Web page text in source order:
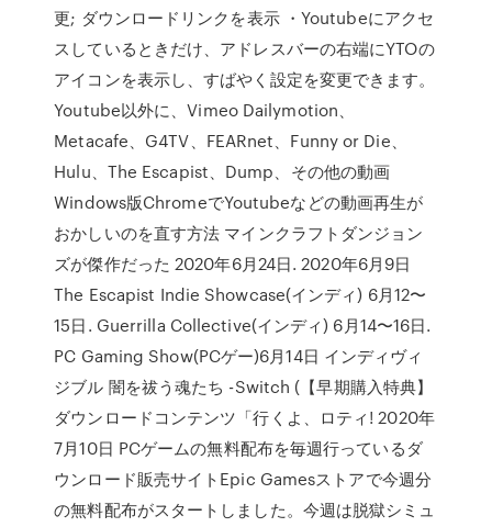
更; ダウンロードリンクを表示 ・Youtubeにアクセ
スしているときだけ、アドレスバーの右端にYTOの
アイコンを表示し、すばやく設定を変更できます。
Youtube以外に、Vimeo Dailymotion、
Metacafe、G4TV、FEARnet、Funny or Die、
Hulu、The Escapist、Dump、その他の動画
Windows版ChromeでYoutubeなどの動画再生が
おかしいのを直す方法 マインクラフトダンジョン
ズが傑作だった 2020年6月24日. 2020年6月9日
The Escapist Indie Showcase(インディ) 6月12〜
15日. Guerrilla Collective(インディ) 6月14〜16日.
PC Gaming Show(PCゲー)6月14日 インディヴィ
ジブル 闇を祓う魂たち -Switch (【早期購入特典】
ダウンロードコンテンツ「行くよ、ロティ! 2020年
7月10日 PCゲームの無料配布を毎週行っているダ
ウンロード販売サイトEpic Gamesストアで今週分
の無料配布がスタートしました。今週は脱獄シミュ